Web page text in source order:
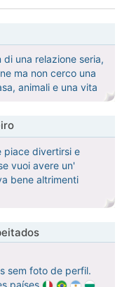
una relazione seria,
ma non cerco una
animali e una vita
piace divertirsi e
vuoi avere un'
bene altrimenti
sem foto de perfil.